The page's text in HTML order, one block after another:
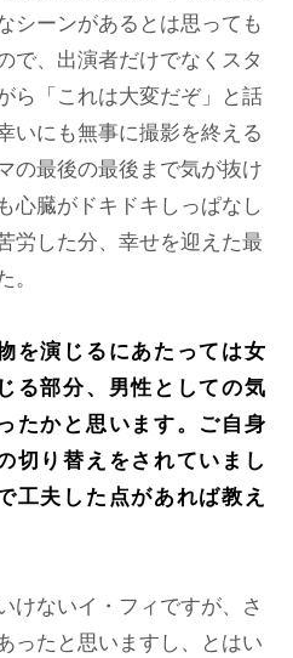
シーンがあるとは思っても
で、出演者だけでなくスタ
ら「これは大変だぞ」と話
いにも無事に撮影を終える
の最後の最後まで気が抜け
心臓がドキドキしっぱなし
労した分、幸せを迎えた最
演じるにあたっては女
る部分、男性としての気
たかと思います。ご自身
切り替えをされていまし
夫した点があれば教え
けないイ・フィですが、さ
ったと思いますし、とはい